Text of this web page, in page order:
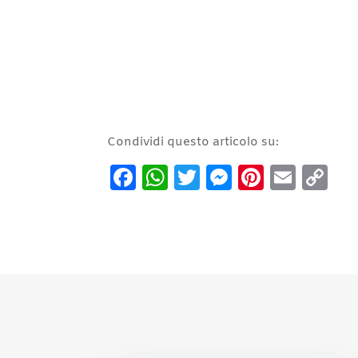
Condividi questo articolo su:
Facebook
WhatsApp
Twitter
Messenger
Email